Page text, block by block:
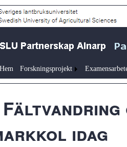
Hem Forskningsprojekt
idag